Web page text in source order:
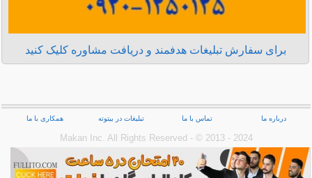
برای سفارش تبلیغات هدفمند و دریافت مشاوره کلیک کنید
درباره ما تماس با ما تبلیغات در بیتوته همکاری با ما
Makan Inc.‎ All Rights Reserved - © 2013 - 2024